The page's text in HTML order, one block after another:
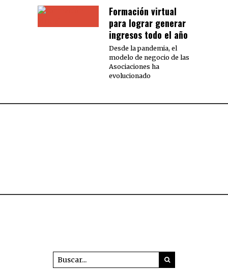
Formación virtual
para lograr generar
ingresos todo el año
Desde la pandemia, el
modelo de negocio de las
Asociaciones ha
evolucionado